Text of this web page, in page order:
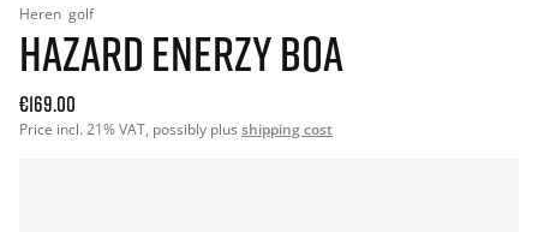
Heren golf
HAZARD ENERZY BOA
€169.00
Price incl. 21% VAT, possibly plus shipping cost